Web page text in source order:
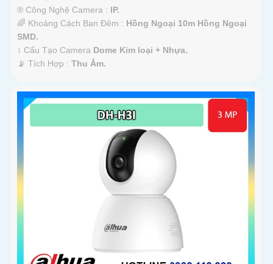
®️ Công Nghệ Camera : IP.
🌈 Khoảng Cách Ban Đêm : Hồng Ngoại 10m Hồng Ngoại
SMD.
↕️ Cấu Tạo Camera Dome Kim loại + Nhựa.
️📡 Tích Hợp : Thu Âm.